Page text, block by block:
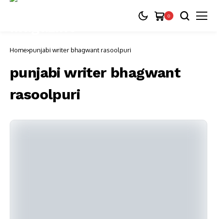
0
Home punjabi writer bhagwant rasoolpuri
punjabi writer bhagwant
rasoolpuri